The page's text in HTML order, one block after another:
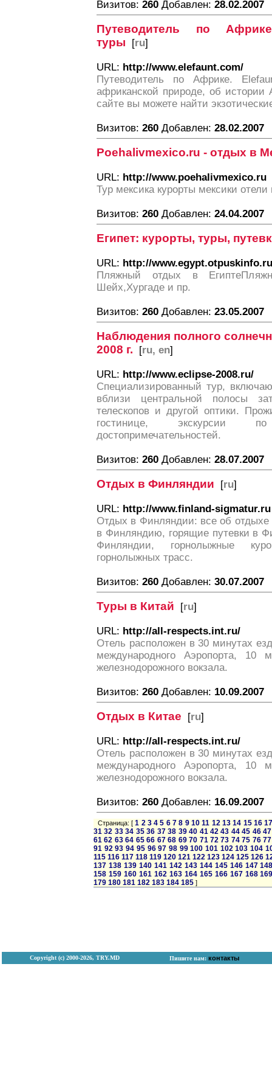
Визитов: 260 Добавлен: 28.02.2007
Путеводитель по
туры [ru]
URL: http://www.elefaunt.com/
Путеводитель по Африке.
африканской природе, об
сайте вы можете найти
Визитов: 260 Добавлен: 28.02.2007
Poehalivmexico.ru - отдых в
URL: http://www.poehalivmexico.ru
Тур мексика курорты мексики отели
Визитов: 260 Добавлен: 24.04.2007
Египет: курорты, туры,
URL: http://
Пляжный отдых в
Шейх,Хургаде и пр.
Визитов: 260 Добавлен: 23.05.2007
Наблюдения полного
2008 г. [ru, en]
URL: http://www.eclipse-2008.ru/
Специализированный тур,
вблизи центральной полосы
телескопов и другой оптики.
гостинице, экскурсии
достопримечательностей.
Визитов: 260 Добавлен: 28.07.2007
Отдых в Финляндии [ru]
URL: http://www.finland-sigmatur.ru
Отдых в Финляндии: все об
в Финляндию, горящие путевки в
Финляндии, горнолыжные
горнолыжных трасс.
Визитов: 260 Добавлен: 30.07.2007
Туры в Китай [ru]
URL: http://all-respects.int.ru/
Отель расположен в 30 минутах
международного Аэропорта, 10
железнодорожного вокзала.
Визитов: 260 Добавлен: 10.09.2007
Отдых в Китае [ru]
URL: http://all-respects.int.ru/
Отель расположен в 30 минутах
международного Аэропорта, 10
железнодорожного вокзала.
Визитов: 260 Добавлен: 16.09.2007
Страница: [1 2 3 4 5 6 7 8 9 10 11 12 13 14 15 16
31 32 33 34 35 36 37 38 39 40 41 42 43 44 45 46 47
61 62 63 64 65 66 67 68 69 70 71 72 73 74 75 76 77
91 92 93 94 95 96 97 98 99 100 101 102 103 104
115 116 117 118 119 120 121 122 123 124 125 126
137 138 139 140 141 142 143 144 145 146 147
158 159 160 161 162 163 164 165 166 167 168
179 180 181 182 183 184 185 ]
Copyright (с) 2000-2026, TRY.MD Пишите нам: контакты